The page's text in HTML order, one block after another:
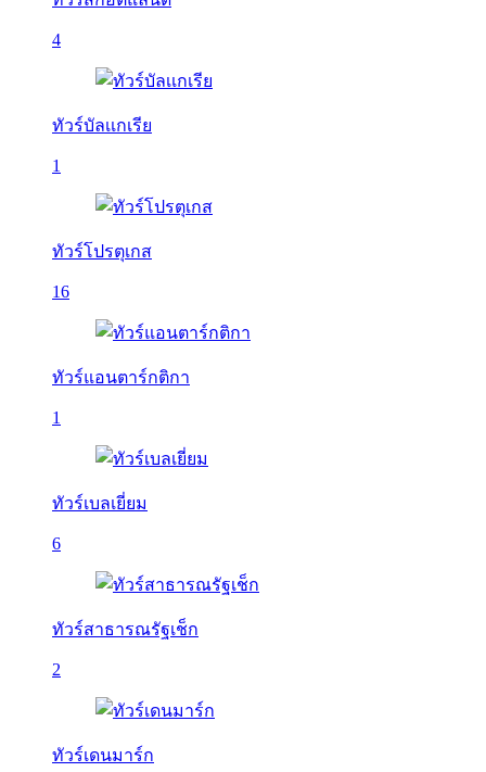
4
ทัวร์บัลเเกเรีย
1
ทัวร์โปรตุเกส
16
ทัวร์แอนตาร์กติกา
1
ทัวร์เบลเยี่ยม
6
ทัวร์สาธารณรัฐเช็ก
2
ทัวร์เดนมาร์ก